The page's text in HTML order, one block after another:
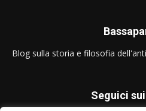
Blog sulla storia e filosofia
Seguici